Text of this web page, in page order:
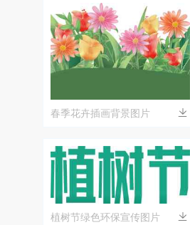
春季花卉插画背景图片
植树节绿色环保宣传图片